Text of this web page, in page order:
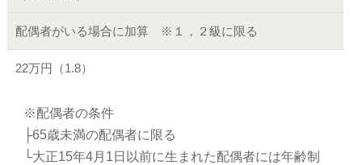
配偶者がいる場合に加算 ※１，２級に限る
22万円（1.8）
※配偶者の条件
├65歳未満の配偶者に限る
└大正15年4月1日以前に生まれた配偶者には年齢制